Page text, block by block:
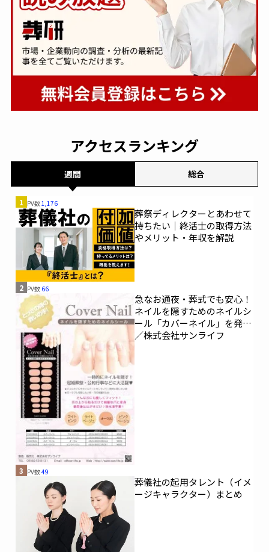
アクセスランキング
週間 総合
1 PV数1,176
葬祭ディレクターとあわせて
持ちたい｜終活士の取得方法
やメリット・年収を解説
2 PV数 66
急なお通夜・葬式でも安心！
ネイルを隠すためのネイルシ
ール「カバーネイル」を発売
／株式会社サンライフ
3 PV数49
葬儀社の起用タレント（イメ
ージキャラクター）まとめ